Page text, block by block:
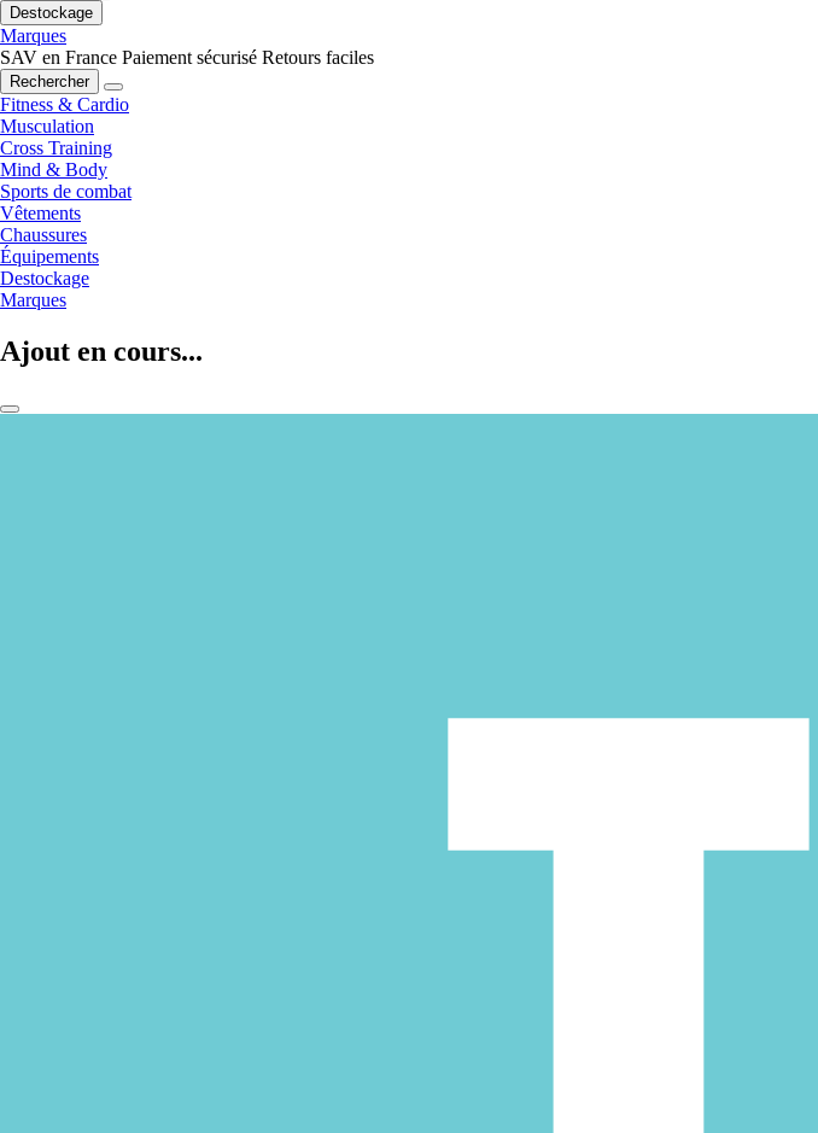
Destockage
Marques
SAV en France Paiement sécurisé Retours faciles
Rechercher
Fitness & Cardio
Musculation
Cross Training
Mind & Body
Sports de combat
Vêtements
Chaussures
Équipements
Destockage
Marques
Ajout en cours...